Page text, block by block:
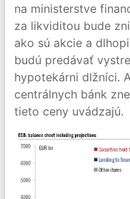
na ministerstve
za likviditou bude
ako sú akcie a
budú predávať
hypotekárni dlžníci.
centrálnych bánk
tieto ceny uvádzajú.